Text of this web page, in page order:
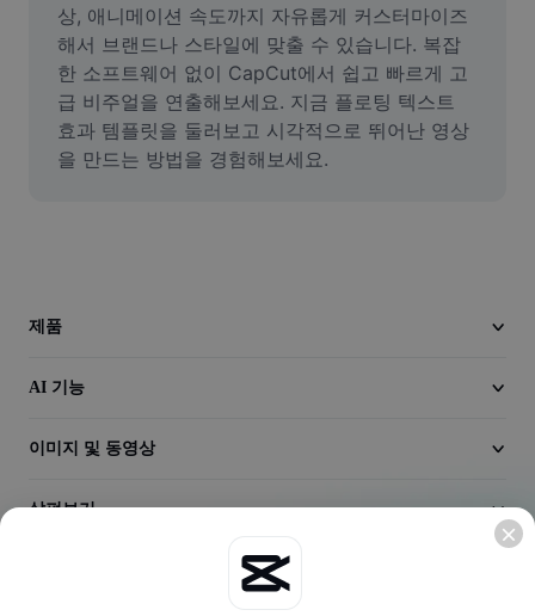
Face Cutout
동영상
동영상 배경 삭제
동영상 변환기
상, 애니메이션 속도까지 자유롭게 커스터마이즈
해서 브랜드나 스타일에 맞출 수 있습니다. 복잡
한 소프트웨어 없이 CapCut에서 쉽고 빠르게 고
급 비주얼을 연출해보세요. 지금 플로팅 텍스트
효과 템플릿을 둘러보고 시각적으로 뛰어난 영상
을 만드는 방법을 경험해보세요.
제품
AI 기능
이미지 및 동영상
살펴보기